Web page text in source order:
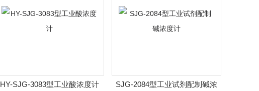
HY-SJG-3083型工业酸浓度计
SJG-2084型工业试剂配制碱浓